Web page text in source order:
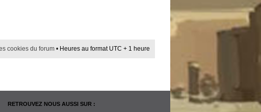
cookies du forum • Heures au format UTC + 1 heure
RETROUVEZ NOUS AUSSI SUR :